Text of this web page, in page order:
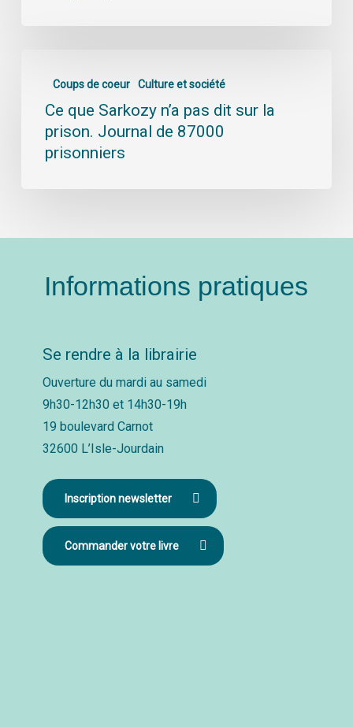
Coups de coeur Culture et société
Ce que Sarkozy n’a pas dit sur la
prison. Journal de 87000
prisonniers
Informations pratiques
Se rendre à la librairie
Ouverture du mardi au samedi
9h30-12h30 et 14h30-19h
19 boulevard Carnot
32600 L’Isle-Jourdain
Inscription newsletter
Commander votre livre